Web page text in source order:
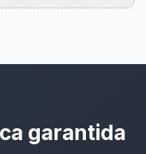
garantida